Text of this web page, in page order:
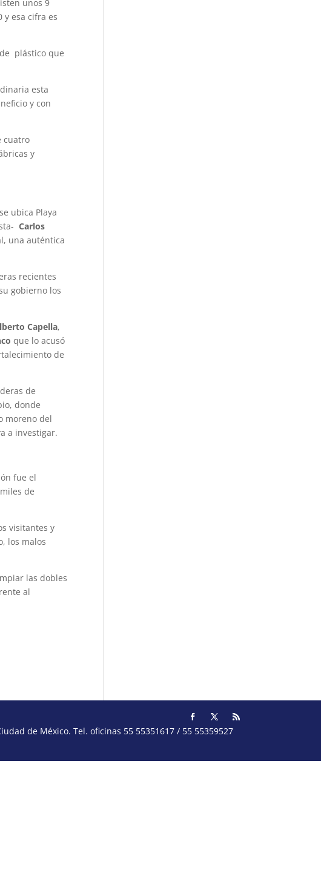
unos 9
esa cifra es
plástico que
esta
y con
cuatro
y
ubica Playa
Carlos
una auténtica
recientes
gobierno los
Capella,
que lo acusó
de
de
donde
moreno del
a investigar.
fue el
de
visitantes y
los malos
las dobles
al
de México. Tel. oficinas 55 55351617 / 55 55359527